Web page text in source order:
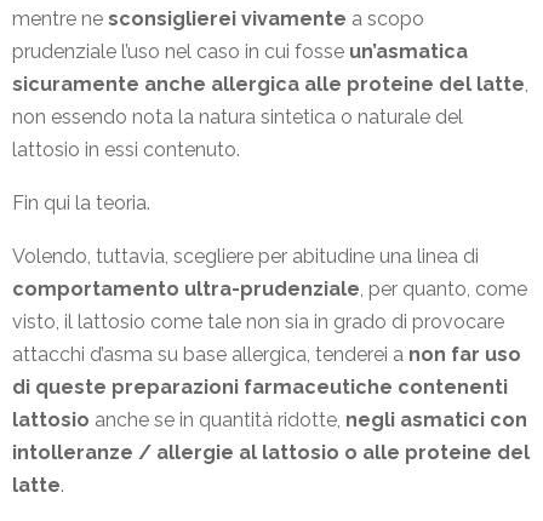
mentre ne sconsiglierei vivamente a scopo
prudenziale l’uso nel caso in cui fosse un’asmatica
sicuramente anche allergica alle proteine del latte,
non essendo nota la natura sintetica o naturale del
lattosio in essi contenuto.
Fin qui la teoria.
Volendo, tuttavia, scegliere per abitudine una linea di
comportamento ultra-prudenziale, per quanto, come
visto, il lattosio come tale non sia in grado di provocare
attacchi d’asma su base allergica, tenderei a non far uso
di queste preparazioni farmaceutiche contenenti
lattosio anche se in quantità ridotte, negli asmatici con
intolleranze / allergie al lattosio o alle proteine del
latte.